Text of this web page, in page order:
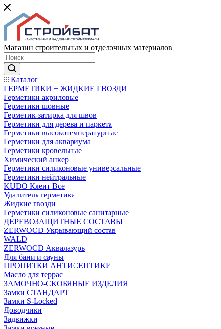
Магазин строительных и отделочных материалов
Каталог
ГЕРМЕТИКИ + ЖИДКИЕ ГВОЗДИ
Герметики акриловые
Герметики шовные
Герметик-затирка для швов
Герметики для дерева и паркета
Герметики высокотемпературные
Герметики для аквариума
Герметики кровельные
Химический анкер
Герметики силиконовые универсальные
Герметики нейтральные
KUDO Клеит Все
Удалитель герметика
Жидкие гвозди
Герметики силиконовые санитарные
ДЕРЕВОЗАЩИТНЫЕ СОСТАВЫ
ZERWOOD Укрывающий состав
WALD
ZERWOOD Аквалазурь
Для бани и сауны
ПРОПИТКИ АНТИСЕПТИКИ
Масло для террас
ЗАМОЧНО-СКОБЯНЫЕ ИЗДЕЛИЯ
Замки СТАНДАРТ
Замки S-Locked
Доводчики
Задвижки